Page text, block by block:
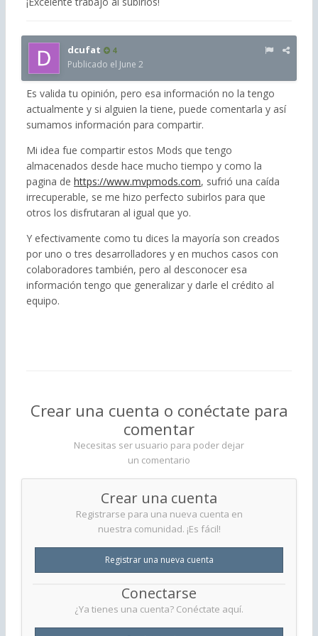
dcufat 4
Publicado el June 2
Es valida tu opinión, pero esa información no la tengo
actualmente y si alguien la tiene, puede comentarla y así
sumamos información para compartir.
Mi idea fue compartir estos Mods que tengo
almacenados desde hace mucho tiempo y como la
pagina de https://www.mvpmods.com, sufrió una caída
irrecuperable, se me hizo perfecto subirlos para que
otros los disfrutaran al igual que yo.
Y efectivamente como tu dices la mayoría son creados
por uno o tres desarrolladores y en muchos casos con
colaboradores también, pero al desconocer esa
información tengo que generalizar y darle el crédito al
equipo.
Crear una cuenta o conéctate para
comentar
Necesitas ser usuario para poder dejar
un comentario
Crear una cuenta
Registrarse para una nueva cuenta en
nuestra comunidad. ¡Es fácil!
Registrar una nueva cuenta
Conectarse
¿Ya tienes una cuenta? Conéctate aquí.